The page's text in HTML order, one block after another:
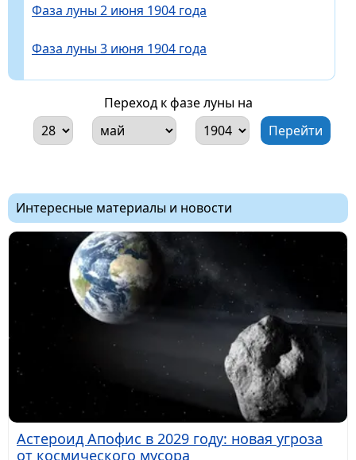
Фаза луны 2 июня 1904 года
Фаза луны 3 июня 1904 года
Переход к фазе луны на
Интересные материалы и новости
Астероид Апофис в 2029 году: новая угроза
от космического мусора